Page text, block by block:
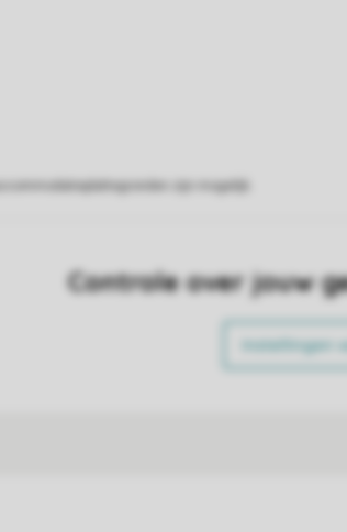
Controle over jouw
Instellingen